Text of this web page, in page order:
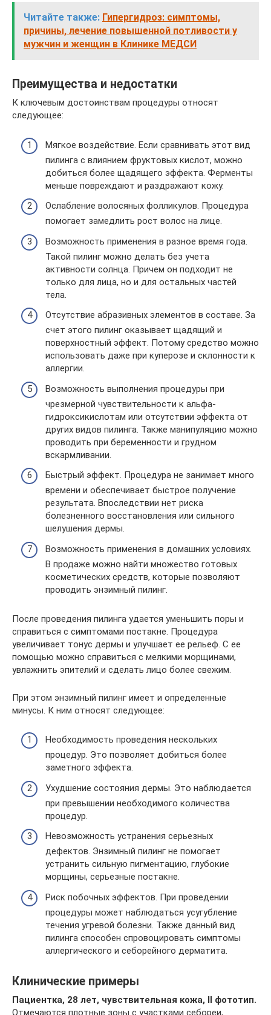
Читайте также: Гипергидроз: симптомы,
причины, лечение повышенной потливости у
мужчин и женщин в Клинике МЕДСИ
Преимущества и недостатки
К ключевым достоинствам процедуры относят
следующее:
Мягкое воздействие. Если сравнивать этот вид
пилинга с влиянием фруктовых кислот, можно
добиться более щадящего эффекта. Ферменты
меньше повреждают и раздражают кожу.
Ослабление волосяных фолликулов. Процедура
помогает замедлить рост волос на лице.
Возможность применения в разное время года.
Такой пилинг можно делать без учета
активности солнца. Причем он подходит не
только для лица, но и для остальных частей
тела.
Отсутствие абразивных элементов в составе. За
счет этого пилинг оказывает щадящий и
поверхностный эффект. Потому средство можно
использовать даже при куперозе и склонности к
аллергии.
Возможность выполнения процедуры при
чрезмерной чувствительности к альфа-
гидроксикислотам или отсутствии эффекта от
других видов пилинга. Также манипуляцию можно
проводить при беременности и грудном
вскармливании.
Быстрый эффект. Процедура не занимает много
времени и обеспечивает быстрое получение
результата. Впоследствии нет риска
болезненного восстановления или сильного
шелушения дермы.
Возможность применения в домашних условиях.
В продаже можно найти множество готовых
косметических средств, которые позволяют
проводить энзимный пилинг.
После проведения пилинга удается уменьшить поры и
справиться с симптомами постакне. Процедура
увеличивает тонус дермы и улучшает ее рельеф. С ее
помощью можно справиться с мелкими морщинами,
увлажнить эпителий и сделать лицо более свежим.
При этом энзимный пилинг имеет и определенные
минусы. К ним относят следующее:
Необходимость проведения нескольких
процедур. Это позволяет добиться более
заметного эффекта.
Ухудшение состояния дермы. Это наблюдается
при превышении необходимого количества
процедур.
Невозможность устранения серьезных
дефектов. Энзимный пилинг не помогает
устранить сильную пигментацию, глубокие
морщины, серьезные постакне.
Риск побочных эффектов. При проведении
процедуры может наблюдаться усугубление
течения угревой болезни. Также данный вид
пилинга способен спровоцировать симптомы
аллергического и себорейного дерматита.
Клинические примеры
Пациентка, 28 лет, чувствительная кожа, II фототип.
Отмечаются плотные зоны с участками себореи,